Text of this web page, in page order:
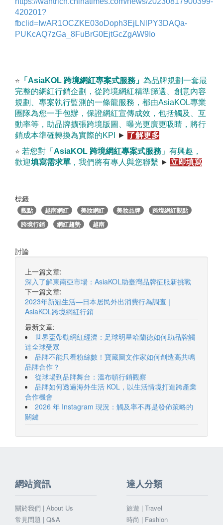
420201?
fbclid=IwAR1OCZKE03oDoph3EjLNlPY3DAQa-
PUKcAQ7zGa_8FuBrG0EjtGcZgAW9Io
⭐ 「 AsiaKOL 跨境網紅專案式服務 」 為品牌規劃一套最
完整的網紅行銷企劃，從跨境網紅精準篩選、創意內容
規劃、專案執行監測的一條龍服務，都由AsiaKOL專業
團隊為您一手包辦，保證網紅宣傳成效，包括觸及、互
動率等，助品牌擴張跨境版圖、曝光更廣更吸睛，將行
銷成本準確轉換為實際的KPI ► 了解更多
⭐ 若您對「 AsiaKOL 跨境網紅專案式服務 」有興趣，
歡迎填寫需求單 ，我們將有專人與您聯繫 ► 立即填寫
標籤
觀點 越南網紅 美妝網紅 美妝品牌
跨境網紅觀點
跨境行銷
網紅趨勢 越南
討論
上一篇文章:
深入了解東南亞市場：AsiaKOL助臺灣品牌征服新挑戰
下一篇文章:
2023年新冠生活—日本居民外出消費行為調查｜
AsiaKOL跨境網紅行銷
最新文章:
世界盃帶動網紅經濟：足球明星哈蘭德如何助品牌觸
達全球受眾
品牌不能只看粉絲數！寶藏圖文作家如何創造高共鳴
品牌合作？
從球場到品牌舞台：溫布頓行銷觀察
品牌如何透過海外生活 KOL，以生活情境打造跨產業
合作機會
2026 年 Instagram 現況：觸及率不再是發佈策略的
關鍵
網站資訊
關於我們 | About Us
常見問題 | Q&A
達人分類
旅遊 | Travel
時尚 | Fashion